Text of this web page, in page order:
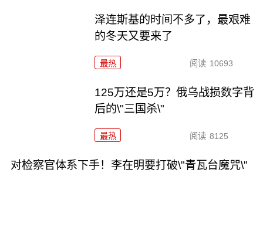
泽连斯基的时间不多了，最艰难
的冬天又要来了
最热 阅读 10693
125万还是5万？俄乌战损数字背
后的\"三国杀\"
最热 阅读 8125
对检察官体系下手！李在明要打破\"青瓦台魔咒\"